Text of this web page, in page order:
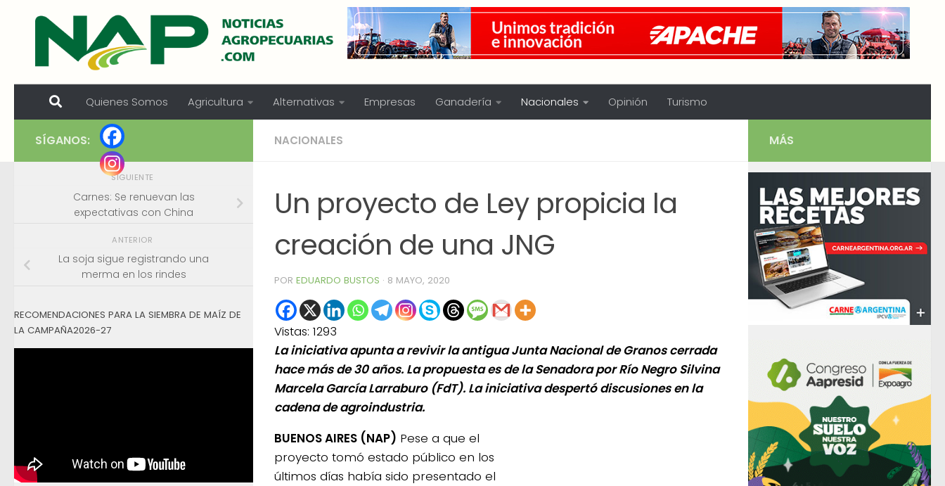
Skip to content
Quienes Somos Agricultura Alternativas Empresas Ganadería Nacionales Opinión Turismo
NACIONALES
Un proyecto de Ley propicia la
creación de una JNG
POR EDUARDO BUSTOS · 8 MAYO, 2020
Vistas: 1293
La iniciativa apunta a revivir la antigua Junta Nacional de Granos cerrada
hace más de 30 años. La propuesta es de la Senadora por Río Negro Silvina
Marcela García Larraburo (FdT). La iniciativa despertó discusiones en la
cadena de agroindustria.
BUENOS AIRES (NAP) Pese a que el
proyecto tomó estado público en los
últimos días había sido presentado el
SÍGANOS:
SIGUIENTE
Carnes: Se renuevan las
expectativas con China
ANTERIOR
La soja sigue registrando una
merma en los rindes
RECOMENDACIONES PARA LA SIEMBRA DE MAÍZ DE
LA CAMPAÑA2026-27
MÁS